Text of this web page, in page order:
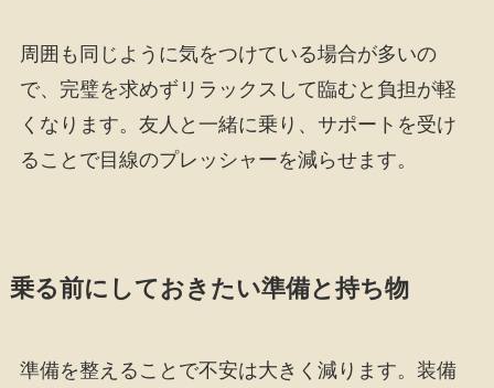
周囲も同じように気をつけている場合が多いの
で、完璧を求めずリラックスして臨むと負担が軽
くなります。友人と一緒に乗り、サポートを受け
ることで目線のプレッシャーを減らせます。
乗る前にしておきたい準備と持ち物
準備を整えることで不安は大きく減ります。装備